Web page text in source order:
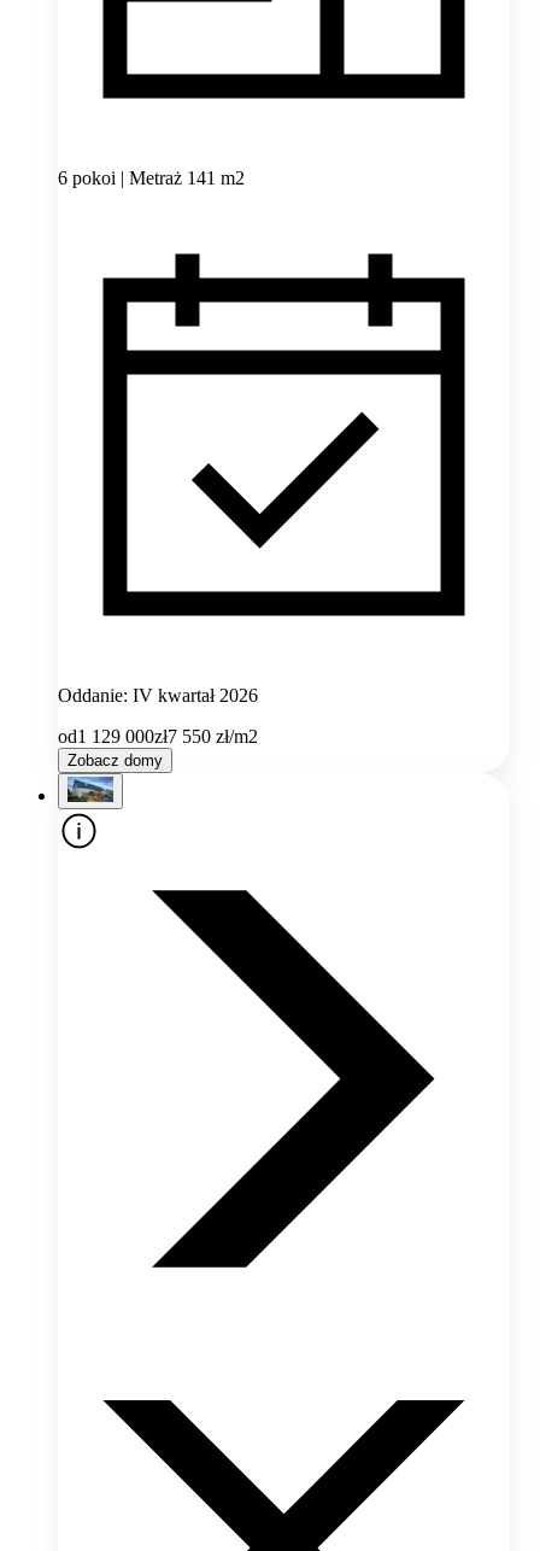
6 pokoi | Metraż 141 m2
Oddanie: IV kwartał 2026
od1 129 000zł7 550 zł/m2
Zobacz domy